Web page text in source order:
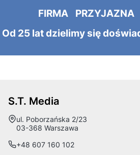
FIRMA PRZYJAZNA
Od 25 lat dzielimy się
S.T. Media
Adres:
ul. Poborzańska 2/23
03-368 Warszawa
+48 607 160 102